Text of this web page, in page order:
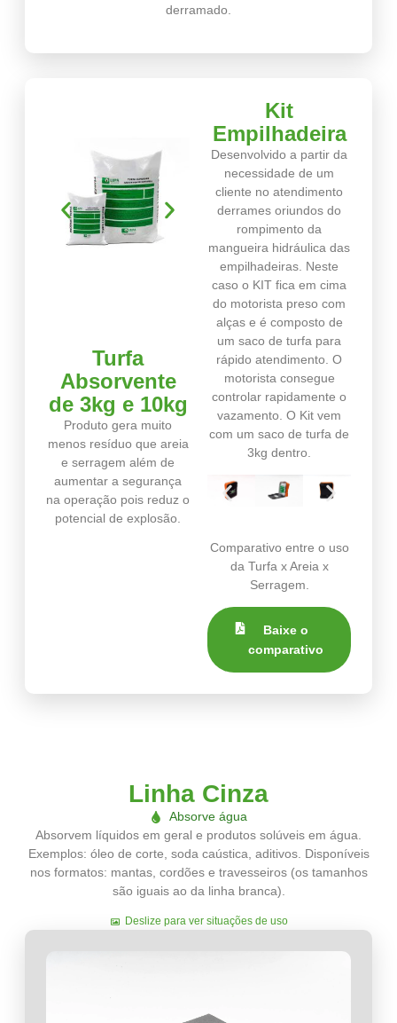
derramado.
Turfa
Absorvente
de 3kg e 10kg
Produto gera muito
menos resíduo que areia
e serragem além de
aumentar a segurança
na operação pois reduz o
potencial de explosão.
Kit
Empilhadeira
Desenvolvido a partir da
necessidade de um
cliente no atendimento
derrames oriundos do
rompimento da
mangueira hidráulica das
empilhadeiras. Neste
caso o KIT fica em cima
do motorista preso com
alças e é composto de
um saco de turfa para
rápido atendimento. O
motorista consegue
controlar rapidamente o
vazamento. O Kit vem
com um saco de turfa de
3kg dentro.
Comparativo entre o uso
da Turfa x Areia x
Serragem.
Baixe o
comparativo
Linha Cinza
Absorve água
Absorvem líquidos em geral e produtos solúveis em água.
Exemplos: óleo de corte, soda caústica, aditivos. Disponíveis
nos formatos: mantas, cordões e travesseiros (os tamanhos
são iguais ao da linha branca).
Deslize para ver situações de uso